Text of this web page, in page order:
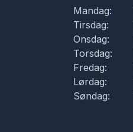
Mandag:
Tirsdag:
Onsdag:
Torsdag:
Fredag:
Lørdag:
Søndag: